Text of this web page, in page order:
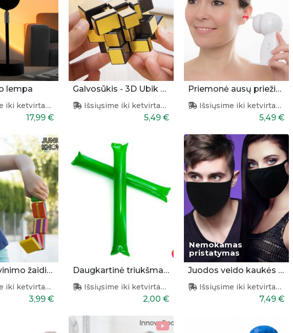
lempa
ketvirtadienio
17,99 €
Galvosūkis - 3D Ubik puzlė
Išsiųsime iki ketvirtadienio
5,49 €
Priemonė ausų priežiūrai
Išsiųsime iki ketvirtadienio
5,49 €
Įgūdžių lavinimo žaidimas
ketvirtadienio
3,99 €
Daugkartinė triukšmalazdė
Išsiųsime iki ketvirtadienio
2,00 €
Nemokamas
pristatymas
Juodos veido kaukės 3 vnt.
Išsiųsime iki ketvirtadienio
7,49 €